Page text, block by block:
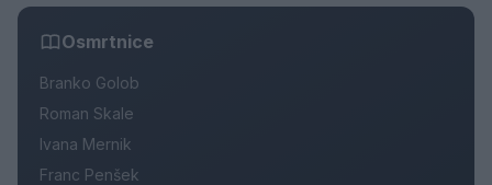
Osmrtnice
Branko Golob
Roman Skale
Ivana Mernik
Franc Penšek